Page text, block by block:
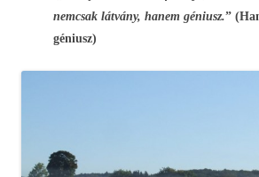
nemcsak látvány, hanem géniusz.”
géniusz)